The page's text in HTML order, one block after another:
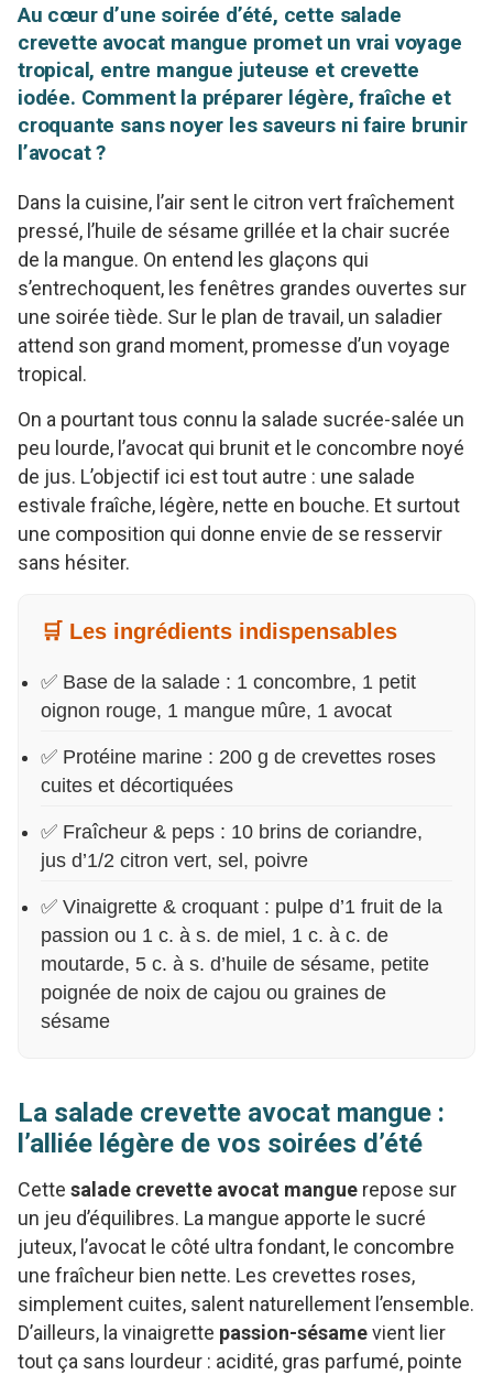
Au cœur d’une soirée d’été, cette salade
crevette avocat mangue promet un vrai voyage
tropical, entre mangue juteuse et crevette
iodée. Comment la préparer légère, fraîche et
croquante sans noyer les saveurs ni faire brunir
l’avocat ?
Dans la cuisine, l’air sent le citron vert fraîchement
pressé, l’huile de sésame grillée et la chair sucrée
de la mangue. On entend les glaçons qui
s’entrechoquent, les fenêtres grandes ouvertes sur
une soirée tiède. Sur le plan de travail, un saladier
attend son grand moment, promesse d’un voyage
tropical.
On a pourtant tous connu la salade sucrée-salée un
peu lourde, l’avocat qui brunit et le concombre noyé
de jus. L’objectif ici est tout autre : une salade
estivale fraîche, légère, nette en bouche. Et surtout
une composition qui donne envie de se resservir
sans hésiter.
🛒 Les ingrédients indispensables
✅ Base de la salade : 1 concombre, 1 petit
oignon rouge, 1 mangue mûre, 1 avocat
✅ Protéine marine : 200 g de crevettes roses
cuites et décortiquées
✅ Fraîcheur & peps : 10 brins de coriandre,
jus d’1/2 citron vert, sel, poivre
✅ Vinaigrette & croquant : pulpe d’1 fruit de la
passion ou 1 c. à s. de miel, 1 c. à c. de
moutarde, 5 c. à s. d’huile de sésame, petite
poignée de noix de cajou ou graines de
sésame
La salade crevette avocat mangue :
l’alliée légère de vos soirées d’été
Cette salade crevette avocat mangue repose sur
un jeu d’équilibres. La mangue apporte le sucré
juteux, l’avocat le côté ultra fondant, le concombre
une fraîcheur bien nette. Les crevettes roses,
simplement cuites, salent naturellement l’ensemble.
D’ailleurs, la vinaigrette passion-sésamevient lier
tout ça sans lourdeur : acidité, gras parfumé, pointe